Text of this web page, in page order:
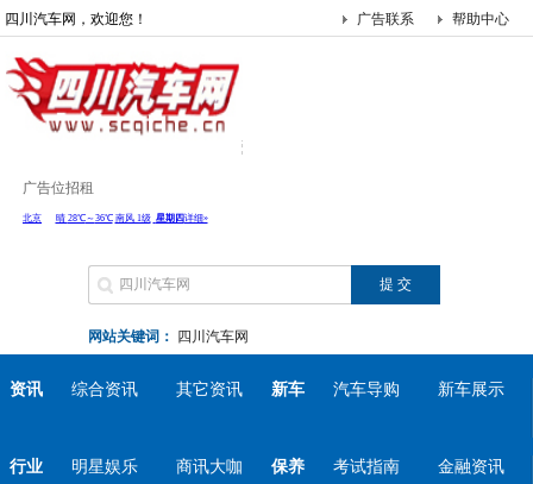
四川汽车网，欢迎您！ 帮助中心
广告联系
广告位招租
网站关键词： 四川汽车网
资讯 综合资讯 其它资讯 新车 汽车导购 新车展示
行业 明星娱乐 商讯大咖 保养 考试指南 金融资讯